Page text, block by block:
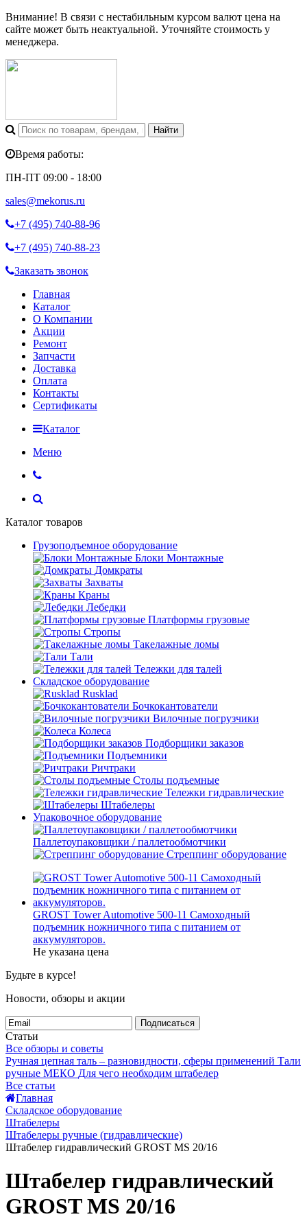
Внимание! В связи с нестабильным курсом валют цена на
сайте может быть неактуальной. Уточняйте стоимость у
менеджера.
Время работы:
ПН-ПТ 09:00 - 18:00
sales@mekorus.ru
+7 (495) 740-88-96
+7 (495) 740-88-23
Заказать звонок
Главная
Каталог
О Компании
Акции
Ремонт
Запчасти
Доставка
Оплата
Контакты
Сертификаты
Каталог
Меню
Каталог товаров
Грузоподъемное оборудование
Блоки Монтажные
Домкраты
Захваты
Краны
Лебедки
Платформы грузовые
Стропы
Такелажные ломы
Тали
Тележки для талей
Складское оборудование
Rusklad
Бочкокантователи
Вилочные погрузчики
Колеса
Подборщики заказов
Подъемники
Ричтраки
Столы подъемные
Тележки гидравлические
Штабелеры
Упаковочное оборудование
Паллетоупаковщики / паллетообмотчики
Стреппинг оборудование
GROST Tower Automotive 500-11 Самоходный
подъемник ножничного типа с питанием от
аккумуляторов.
Не указана цена
Будьте в курсе!
Новости, обзоры и акции
Подписаться
Статьи
Все обзоры и советы
Ручная цепная таль – разновидности, сферы применений Тали
ручные МЕКО Для чего необходим штабелер
Все статьи
Главная
Складское оборудование
Штабелеры
Штабелеры ручные (гидравлические)
Штабелер гидравлический GROST MS 20/16
Штабелер гидравлический
GROST MS 20/16